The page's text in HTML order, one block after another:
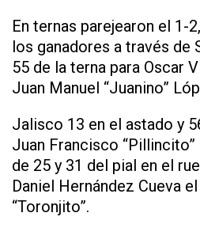
En ternas parejearon el 1-
los ganadores a través de
55 de la terna para Oscar
Juan Manuel “Juanino”
Jalisco 13 en el astado y
Juan Francisco
de 25 y 31 del pial en el
Daniel Hernández Cueva
“Toronjito”.